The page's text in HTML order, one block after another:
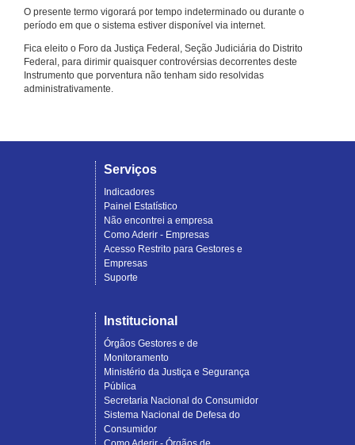
O presente termo vigorará por tempo indeterminado ou durante o
período em que o sistema estiver disponível via internet.
Fica eleito o Foro da Justiça Federal, Seção Judiciária do Distrito
Federal, para dirimir quaisquer controvérsias decorrentes deste
Instrumento que porventura não tenham sido resolvidas
administrativamente.
Serviços
Indicadores
Painel Estatístico
Não encontrei a empresa
Como Aderir - Empresas
Acesso Restrito para Gestores e
Empresas
Suporte
Institucional
Órgãos Gestores e de
Monitoramento
Ministério da Justiça e Segurança
Pública
Secretaria Nacional do Consumidor
Sistema Nacional de Defesa do
Consumidor